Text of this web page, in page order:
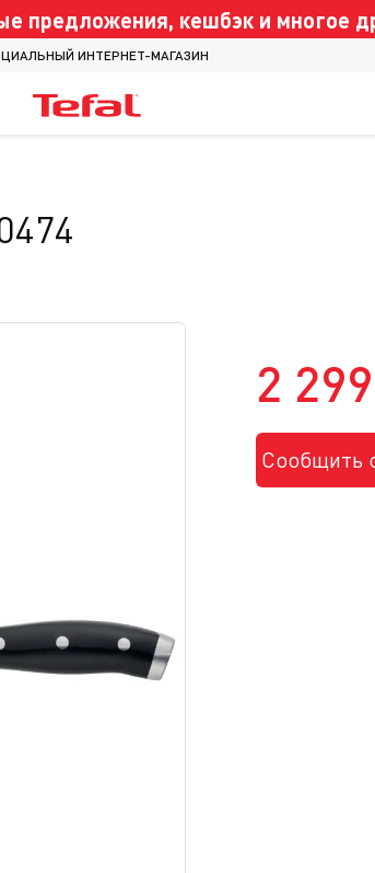
предложения, кешбэк и многое
ИНТЕРНЕТ-МАГАЗИН
2
Сообщить